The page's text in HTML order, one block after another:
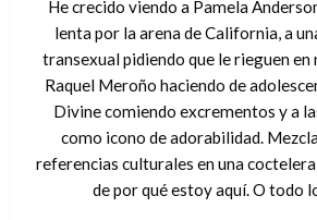
He crecido viendo a Pamela
lenta por la arena de California, a
transexual pidiendo que le rieguen en
Raquel Meroño haciendo de
Divine comiendo excrementos y a
como icono de adorabilidad.
referencias culturales en una
de por qué estoy aquí. O todo